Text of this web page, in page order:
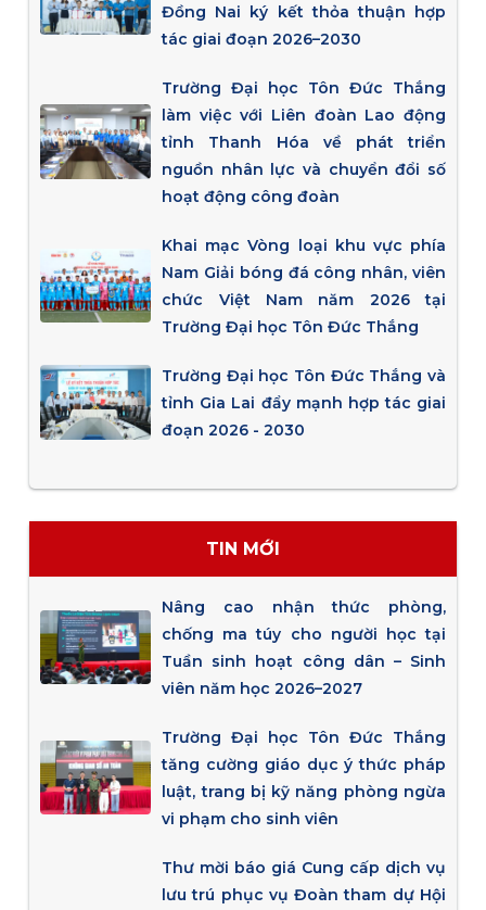
Đồng Nai ký kết thỏa thuận hợp
tác giai đoạn 2026–2030
Trường Đại học Tôn Đức Thắng
làm việc với Liên đoàn Lao động
tỉnh Thanh Hóa về phát triển
nguồn nhân lực và chuyển đổi số
hoạt động công đoàn
Khai mạc Vòng loại khu vực phía
Nam Giải bóng đá công nhân, viên
chức Việt Nam năm 2026 tại
Trường Đại học Tôn Đức Thắng
Trường Đại học Tôn Đức Thắng và
tỉnh Gia Lai đẩy mạnh hợp tác giai
đoạn 2026 - 2030
TIN MỚI
Nâng cao nhận thức phòng,
chống ma túy cho người học tại
Tuần sinh hoạt công dân – Sinh
viên năm học 2026–2027
Trường Đại học Tôn Đức Thắng
tăng cường giáo dục ý thức pháp
luật, trang bị kỹ năng phòng ngừa
vi phạm cho sinh viên
Thư mời báo giá Cung cấp dịch vụ
lưu trú phục vụ Đoàn tham dự Hội